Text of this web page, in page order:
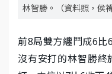
林智勝。（資料照，侯
前8局雙方纏鬥成6比
沒有安打的林智勝終